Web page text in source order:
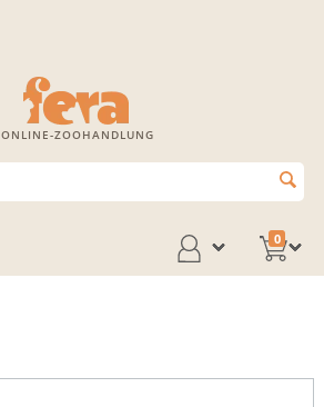
ONLINE-ZOOHANDLUNG
0